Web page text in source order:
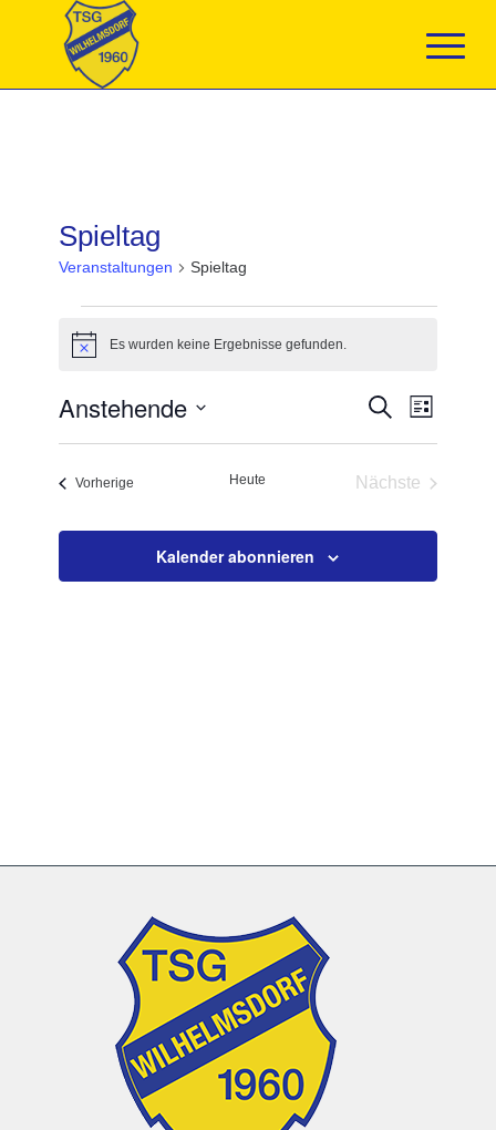
Spieltag
Veranstaltungen Spieltag
HinweisEs wurden keine Ergebnisse gefunden.
Suche
und
Navigation
Suche
Liste
Anstehende
Vorherige VeranstaltungenHeute
Nächste
Kalender abonnieren